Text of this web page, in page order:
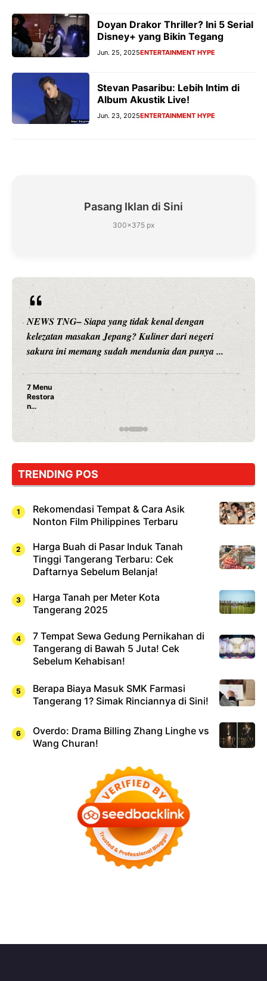
Doyan Drakor Thriller? Ini 5 Serial
Disney+ yang Bikin Tegang
Jun. 25, 2025ENTERTAINMENT HYPE
Stevan Pasaribu: Lebih Intim di
Album Akustik Live!
Jun. 23, 2025ENTERTAINMENT HYPE
Pasang Iklan di Sini
300×375 px
NEWS TNG– Siapa sangka, dua nama besar di dunia
hiburan, Nunung Srimulat dan Vicky Prasetyo, kini
merambah dunia kuliner dengan ...
Nunung Srimulat & Vicky Prasetyo Buka Restoran
Rahasia Mami Bikin Nagih!
TRENDING POS
Rekomendasi Tempat & Cara Asik
Nonton Film Philippines Terbaru
Harga Buah di Pasar Induk Tanah
Tinggi Tangerang Terbaru: Cek
Daftarnya Sebelum Belanja!
Harga Tanah per Meter Kota
Tangerang 2025
7 Tempat Sewa Gedung Pernikahan di
Tangerang di Bawah 5 Juta! Cek
Sebelum Kehabisan!
Berapa Biaya Masuk SMK Farmasi
Tangerang 1? Simak Rinciannya di Sini!
Overdo: Drama Billing Zhang Linghe vs
Wang Churan!